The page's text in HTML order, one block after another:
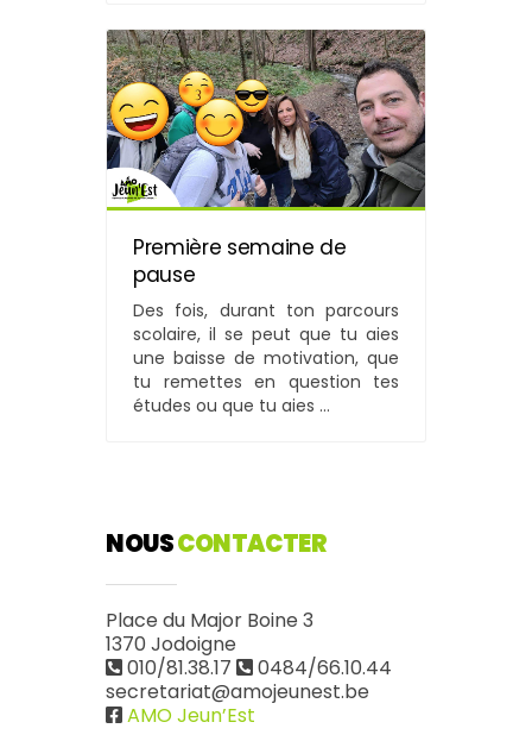
Première semaine de
pause
Des fois, durant ton parcours
scolaire, il se peut que tu aies
une baisse de motivation, que
tu remettes en question tes
études ou que tu aies ...
NOUSCONTACTER
Place du Major Boine 3
1370 Jodoigne
010/81.38.17
0484/66.10.44
secretariat@amojeunest.be
AMO Jeun’Est